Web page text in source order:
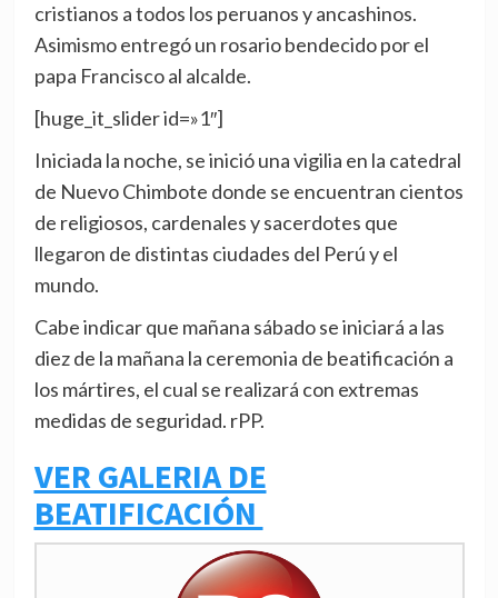
cristianos a todos los peruanos y ancashinos.
Asimismo entregó un rosario bendecido por el
papa Francisco al alcalde.
[huge_it_slider id=»1″]
Iniciada la noche, se inició una vigilia en la catedral
de Nuevo Chimbote donde se encuentran cientos
de religiosos, cardenales y sacerdotes que
llegaron de distintas ciudades del Perú y el
mundo.
Cabe indicar que mañana sábado se iniciará a las
diez de la mañana la ceremonia de beatificación a
los mártires, el cual se realizará con extremas
medidas de seguridad. rPP.
VER GALERIA DE
BEATIFICACIÓN